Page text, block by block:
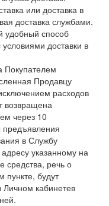
или доставка в
доставка службами.
удобный способ
условиями доставки в
Покупателем
Продавцу
расходов
возвращена
через 10
предъявления
в Службу
указанному на
средства, речь о
пункте, будут
кабинетев